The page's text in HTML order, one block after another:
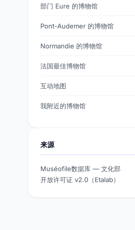
部门 Eure 的博物馆
Pont-Audemer 的博物馆
Normandie 的博物馆
法国最佳博物馆
互动地图
我附近的博物馆
来源
Muséofile数据库 — 文化部
开放许可证 v2.0（Etalab）